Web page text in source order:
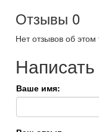
Отзывы 0
Нет отзывов об этом
Ваше имя: